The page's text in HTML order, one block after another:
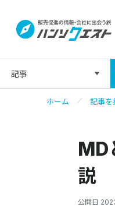
記事
ホーム 記事を
MD
説
公開日